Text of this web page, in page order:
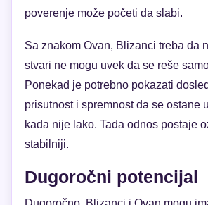
poverenje može početi da slabi.
Sa znakom Ovan, Blizanci treba da
stvari ne mogu uvek da se reše
Ponekad je potrebno pokazati
prisutnost i spremnost da se ostane
kada nije lako. Tada odnos postaje
stabilniji.
Dugoročni potencijal